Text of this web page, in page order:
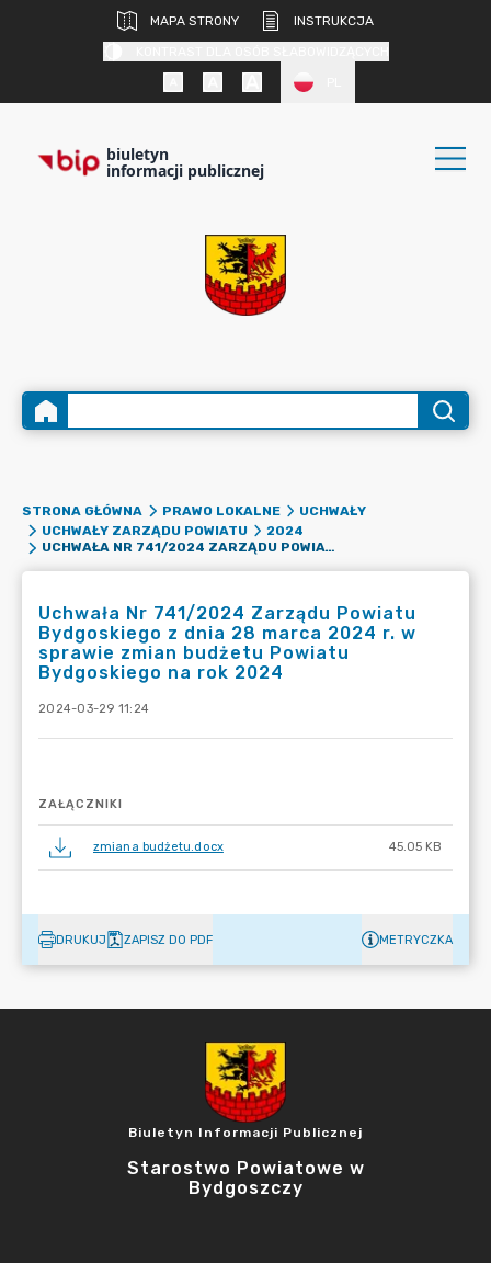
MAPA STRONY
INSTRUKCJA
biuletyn
informacji publicznej
STRONA GŁÓWNA PRAWO LOKALNE
UCHWAŁY
UCHWAŁY ZARZĄDU POWIATU
2024
UCHWAŁA NR 741/2024 ZARZĄDU POWIATU BYDGOSKIEGO Z DNIA 28 MARCA 2024 R. W SPRAWIE ZMIAN BUDŻETU POWIATU BYDGOSKIEGO NA ROK 2024
Uchwała Nr 741/2024 Zarządu Powiatu
Bydgoskiego z dnia 28 marca 2024 r. w
sprawie zmian budżetu Powiatu
Bydgoskiego na rok 2024
2024-03-29 11:24
ZAŁĄCZNIKI
zmiana budżetu.docx 45.05 KB
DRUKUJ ZAPISZ DO PDF METRYCZKA
Biuletyn Informacji Publicznej
Starostwo Powiatowe w
Bydgoszczy